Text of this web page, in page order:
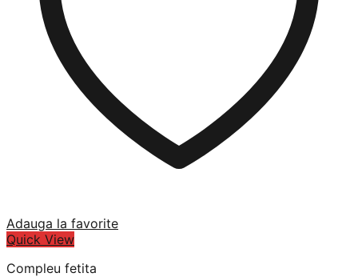
Adauga la favorite
Quick View
Compleu fetita